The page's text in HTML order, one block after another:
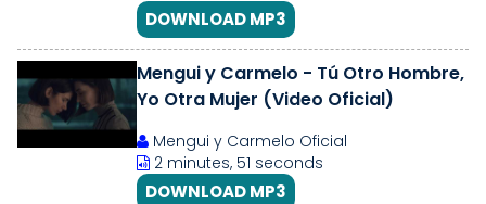
DOWNLOAD MP3
Mengui y Carmelo - Tú Otro Hombre,
Yo Otra Mujer (Video Oficial)
Mengui y Carmelo Oficial
2 minutes, 51 seconds
DOWNLOAD MP3